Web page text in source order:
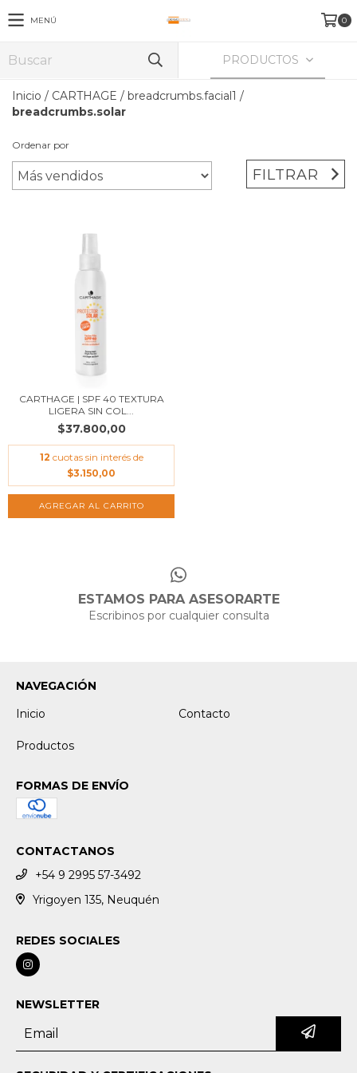
MENÚ 0
PRODUCTOS
Inicio / CARTHAGE / breadcrumbs.facial1 /
breadcrumbs.solar
Ordenar por
FILTRAR
CARTHAGE | SPF 40 TEXTURA
LIGERA SIN COL...
$37.800,00
12 cuotas sin interés de
$3.150,00
ESTAMOS PARA ASESORARTE
Escribinos por cualquier consulta
NAVEGACIÓN
Inicio
Contacto
Productos
FORMAS DE ENVÍO
CONTACTANOS
+54 9 2995 57-3492
Yrigoyen 135, Neuquén
REDES SOCIALES
NEWSLETTER